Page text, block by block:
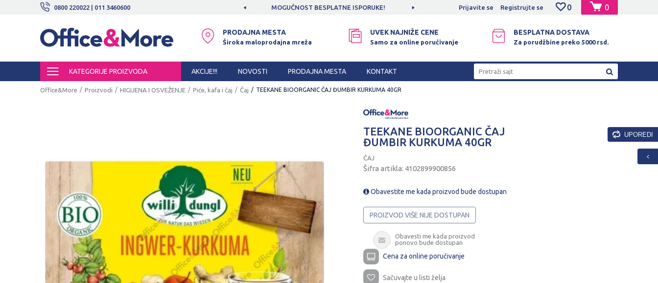
0800 220022 | 011 3460600
ISPORUKE! SIGURNO PLAĆANJE PLATNIM KARTICAMA! MOGUĆNOST BESPLATNE ISPORUKE! SIGURNO PLAĆANJE PLATNIM KARTICAMA! 0
0
Prijavite se Registrujte se
PRODAJNA MESTA
Široka maloprodajna mreža
UVEK NAJNIŽE CENE
Samo za online poručivanje
BESPLATNA DOSTAVA
Za porudžbine preko 5000 rsd.
KATEGORIJE PROIZVODA AKCIJE!!! NOVOSTI PRODAJNA MESTA KONTAKT Pretraži sajt
Office&More Proizvodi HIGIJENA I OSVEŽENJE Piće, kafa i čaj Čaj TEEKANE BIOORGANIC ČAJ ĐUMBIR KURKUMA 40GR
TEEKANE BIOORGANIC ČAJ
ĐUMBIR KURKUMA 40GR
ČAJ
Šifra artikla: 4102899900856
Obavestite me kada proizvod bude dostupan
PROIZVOD VIŠE NIJE DOSTUPAN
Obavesti me kada proizvod
ponovo bude dostupan
Cena za online poručivanje
Sačuvajte u listi želja
UPOREDI